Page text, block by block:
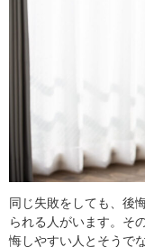
同じ失敗をしても、後
られる人がいます。そ
悔しやすい人とそうで